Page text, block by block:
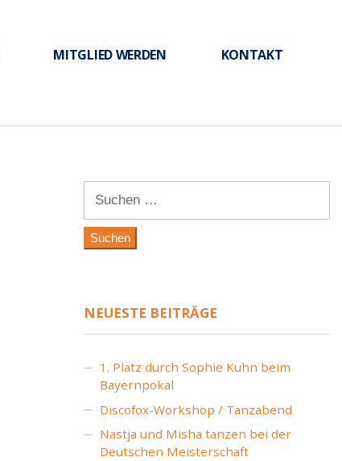
MITGLIED WERDEN
KONTAKT
nach:
NEUESTE BEITRÄGE
1. Platz durch Sophie Kuhn beim
Bayernpokal
Discofox-Workshop / Tanzabend
Nastja und Misha tanzen bei der
Deutschen Meisterschaft